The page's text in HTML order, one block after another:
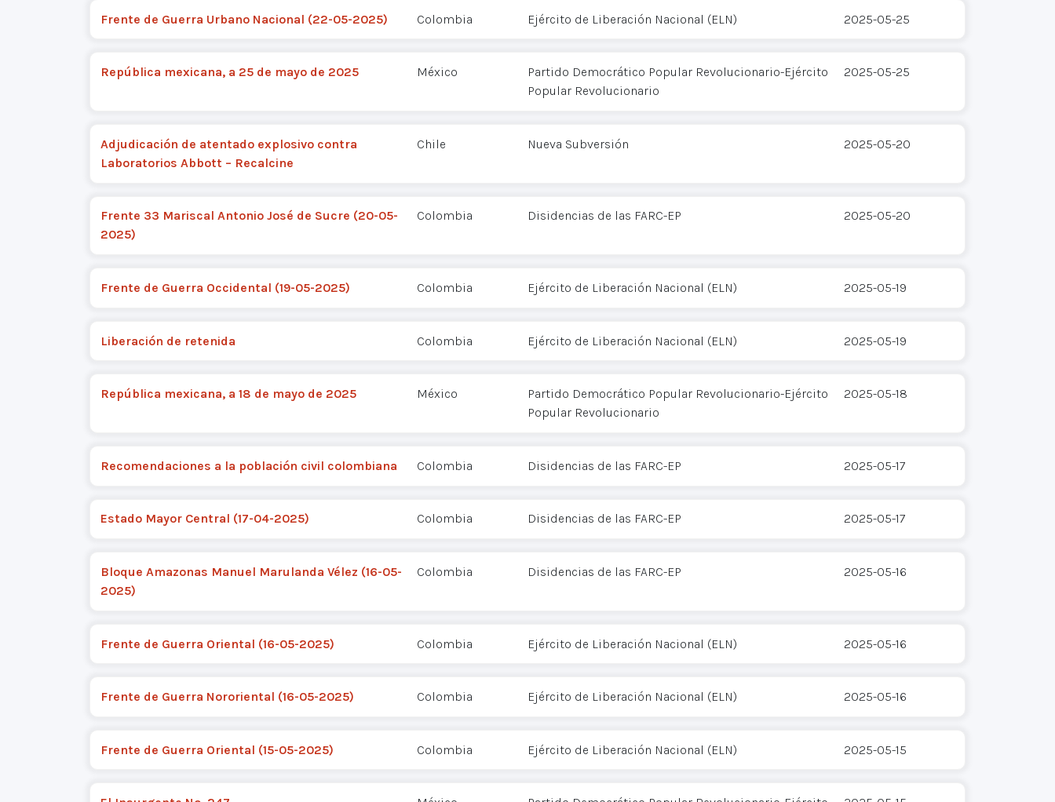
Frente de Guerra Urbano Nacional (22-05-2025) Colombia Ejército de Liberación Nacional (ELN) 2025-05-25
República mexicana, a 25 de mayo de 2025 México
Partido Democrático Popular Revolucionario-Ejército
Popular Revolucionario
2025-05-25
Adjudicación de atentado explosivo contra
Laboratorios Abbott – Recalcine
Chile Nueva Subversión 2025-05-20
Frente 33 Mariscal Antonio José de Sucre (20-05-
2025)
Colombia Disidencias de las FARC-EP 2025-05-20
Frente de Guerra Occidental (19-05-2025) Colombia Ejército de Liberación Nacional (ELN) 2025-05-19
Liberación de retenida Colombia Ejército de Liberación Nacional (ELN) 2025-05-19
República mexicana, a 18 de mayo de 2025 México
Partido Democrático Popular Revolucionario-Ejército
Popular Revolucionario
2025-05-18
Recomendaciones a la población civil colombiana Colombia Disidencias de las FARC-EP 2025-05-17
Estado Mayor Central (17-04-2025) Colombia Disidencias de las FARC-EP 2025-05-17
Bloque Amazonas Manuel Marulanda Vélez (16-05-
2025)
Colombia Disidencias de las FARC-EP 2025-05-16
Frente de Guerra Oriental (16-05-2025) Colombia Ejército de Liberación Nacional (ELN) 2025-05-16
Frente de Guerra Nororiental (16-05-2025) Colombia Ejército de Liberación Nacional (ELN) 2025-05-16
Frente de Guerra Oriental (15-05-2025) Colombia Ejército de Liberación Nacional (ELN) 2025-05-15